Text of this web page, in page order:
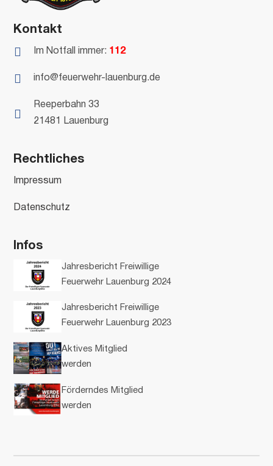
Kontakt
 Im Notfall immer: 112
 info@feuerwehr-lauenburg.de

Reeperbahn 33
21481 Lauenburg
Rechtliches
Impressum
Datenschutz
Infos
Jahresbericht Freiwillige
Feuerwehr Lauenburg 2024
Jahresbericht Freiwillige
Feuerwehr Lauenburg 2023
Aktives Mitglied
werden
Förderndes Mitglied
werden